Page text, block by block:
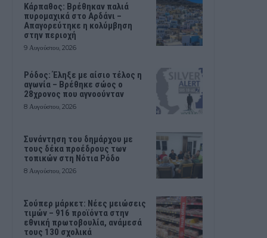
Κάρπαθος: Βρέθηκαν παλιά
πυρομαχικά στο Αρδάνι –
Απαγορεύτηκε η κολύμβηση
στην περιοχή
9 Αυγούστου, 2026
Ρόδος: Έληξε με αίσιο τέλος η
αγωνία – Βρέθηκε σώος ο
28χρονος που αγνοούνταν
8 Αυγούστου, 2026
Συνάντηση του δημάρχου με
τους δέκα προέδρους των
τοπικών στη Νότια Ρόδο
8 Αυγούστου, 2026
Σούπερ μάρκετ: Νέες μειώσεις
τιμών – 916 προϊόντα στην
εθνική πρωτοβουλία, ανάμεσά
τους 130 σχολικά